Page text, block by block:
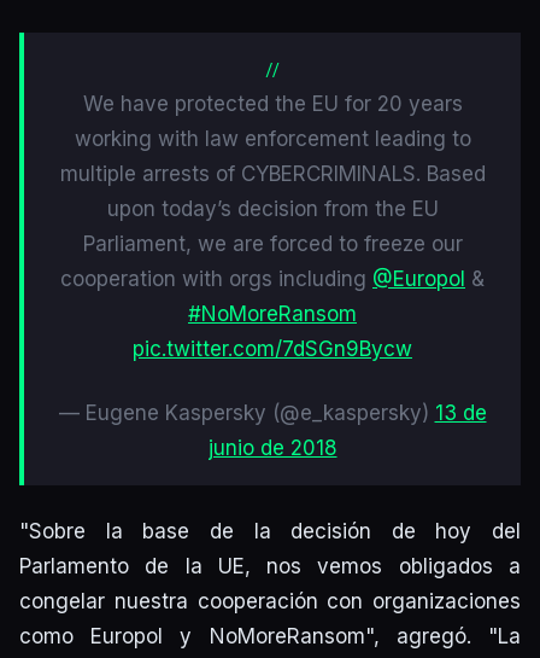
We have protected the EU for 20 years
working with law enforcement leading to
multiple arrests of CYBERCRIMINALS. Based
upon today’s decision from the EU
Parliament, we are forced to freeze our
cooperation with orgs including @Europol &
#NoMoreRansom
pic.twitter.com/7dSGn9Bycw
— Eugene Kaspersky (@e_kaspersky) 13 de
junio de 2018
"Sobre la base de la decisión de hoy del
Parlamento de la UE, nos vemos obligados a
congelar nuestra cooperación con organizaciones
como Europol y NoMoreRansom", agregó. "La